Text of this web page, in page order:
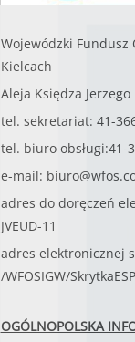
Wojewódzki Fundusz
Kielcach
Aleja Księdza
tel. sekretariat: 41-
tel. biuro obsługi:41-
e-mail:
adres do doręczeń
JVEUD-11
adres elektronicznej
/WFOSIGW/SkrytkaESP
OGÓLNOPOLSKA